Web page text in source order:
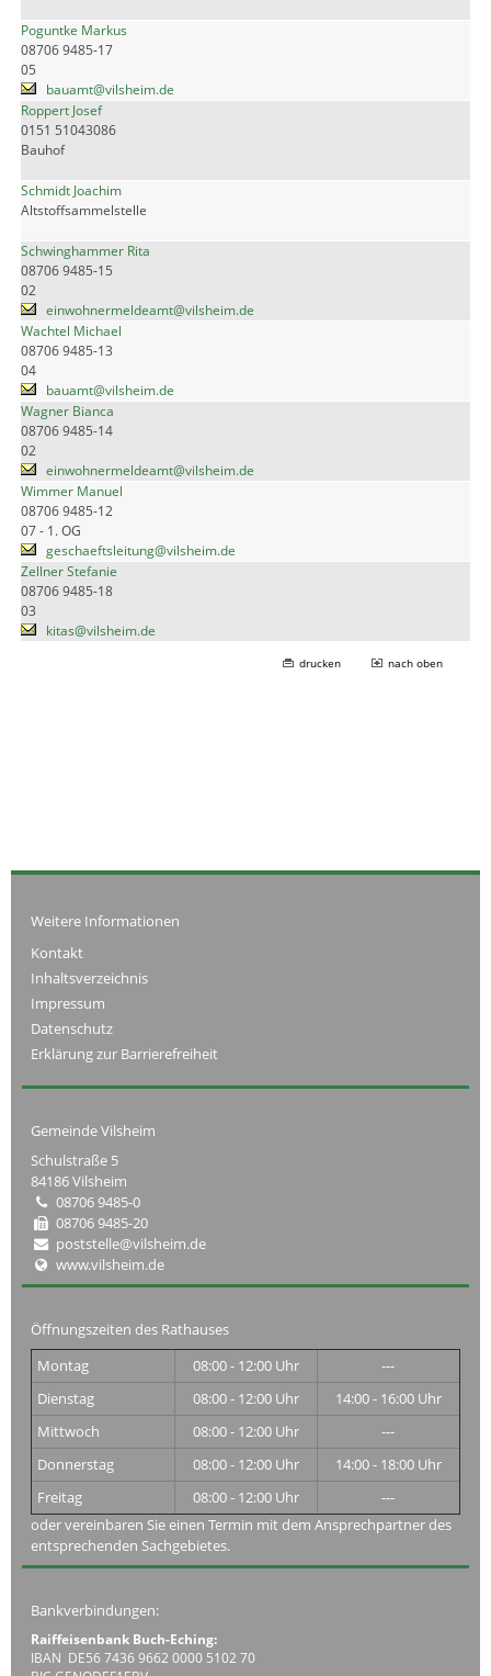
Poguntke Markus
08706 9485-17
05
bauamt@vilsheim.de
Roppert Josef
0151 51043086
Bauhof
Schmidt Joachim
Altstoffsammelstelle
Schwinghammer Rita
08706 9485-15
02
einwohnermeldeamt@vilsheim.de
Wachtel Michael
08706 9485-13
04
bauamt@vilsheim.de
Wagner Bianca
08706 9485-14
02
einwohnermeldeamt@vilsheim.de
Wimmer Manuel
08706 9485-12
07 - 1. OG
geschaeftsleitung@vilsheim.de
Zellner Stefanie
08706 9485-18
03
kitas@vilsheim.de
drucken nach oben
Weitere Informationen
Kontakt
Inhaltsverzeichnis
Impressum
Datenschutz
Erklärung zur Barrierefreiheit
Gemeinde Vilsheim
Schulstraße 5
84186 Vilsheim
08706 9485-0
08706 9485-20
poststelle@vilsheim.de
www.vilsheim.de
Öffnungszeiten des Rathauses
Montag
08:00 - 12:00 Uhr
---
Dienstag
08:00 - 12:00 Uhr
14:00 - 16:00 Uhr
Mittwoch
08:00 - 12:00 Uhr
---
Donnerstag
08:00 - 12:00 Uhr
14:00 - 18:00 Uhr
Freitag
08:00 - 12:00 Uhr
---
oder vereinbaren Sie einen Termin mit dem Ansprechpartner des
entsprechenden Sachgebietes.
Bankverbindungen:
Raiffeisenbank Buch-Eching:
IBAN DE56 7436 9662 0000 5102 70